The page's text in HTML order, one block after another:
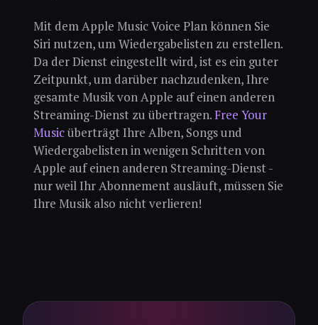
Mit dem Apple Music Voice Plan können Sie
Siri nutzen, um Wiedergabelisten zu erstellen.
Da der Dienst eingestellt wird, ist es ein guter
Zeitpunkt, um darüber nachzudenken, Ihre
gesamte Musik von Apple auf einen anderen
Streaming-Dienst zu übertragen.Free Your
Musicüberträgt Ihre Alben, Songs und
Wiedergabelisten in wenigen Schritten von
Apple auf einen anderen Streaming-Dienst -
nur weil Ihr Abonnement ausläuft, müssen Sie
Ihre Musik also nicht verlieren!